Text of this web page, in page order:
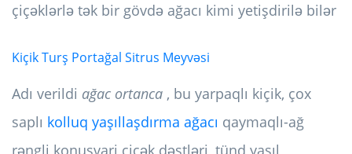
çiçəklərlə tək bir gövdə ağacı kimi yetişdirilə bilər
Kiçik Turş Portağal Sitrus Meyvəsi
Adı verildi ağac ortanca , bu yarpaqlı kiçik, çox
saplı kolluq yaşıllaşdırma ağacı qaymaqlı-ağ
rəngli konusvari çiçək dəstləri, tünd yaşıl